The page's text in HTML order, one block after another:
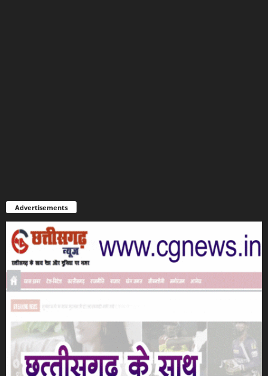
Advertisements